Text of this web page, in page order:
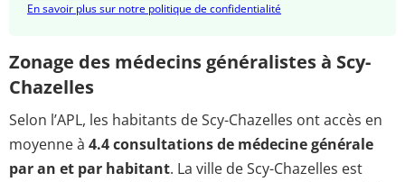
En savoir plus sur notre politique de confidentialité
Zonage des médecins généralistes à Scy-
Chazelles
Selon l’APL, les habitants de Scy-Chazelles ont accès en
moyenne à 4.4 consultations de médecine générale
par an et par habitant. La ville de Scy-Chazelles est